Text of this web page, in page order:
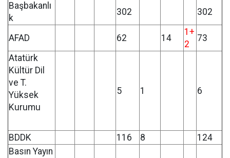
Başbakanlı
k
302 302
AFAD 62 14
1+
2
73
Atatürk
Kültür Dil
ve T.
Yüksek
Kurumu
5 1 6
BDDK 116 8
124
Basın Yayın